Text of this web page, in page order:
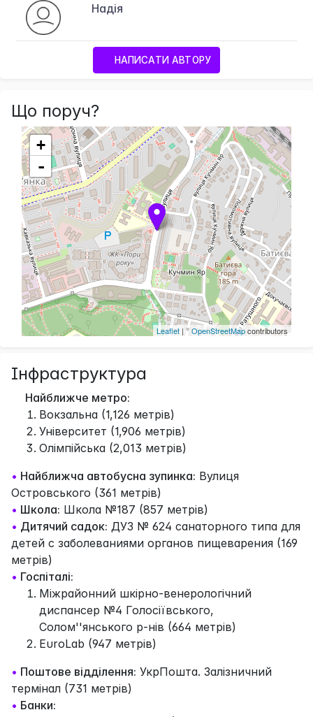
Надія
НАПИСАТИ АВТОРУ
Що поруч?
+
-
Leaflet | ©OpenStreetMapcontributors
Інфраструктура
Найближче метро:
Вокзальна (1,126 метрів)
Університет (1,906 метрів)
Олімпійська (2,013 метрів)
• Найближча автобусна зупинка: Вулиця
Островського (361 метрів)
• Школа: Школа №187 (857 метрів)
• Дитячий садок: ДУЗ № 624 санаторного типа для
детей с заболеваниями органов пищеварения (169
метрів)
• Госпіталі:
Міжрайонний шкiрно-венерологiчний
диспансер №4 Голосіївського,
Солом''янського р-нів (664 метрів)
EuroLab (947 метрів)
• Поштове відділення: УкрПошта. Залізничний
термінал (731 метрів)
• Банки: